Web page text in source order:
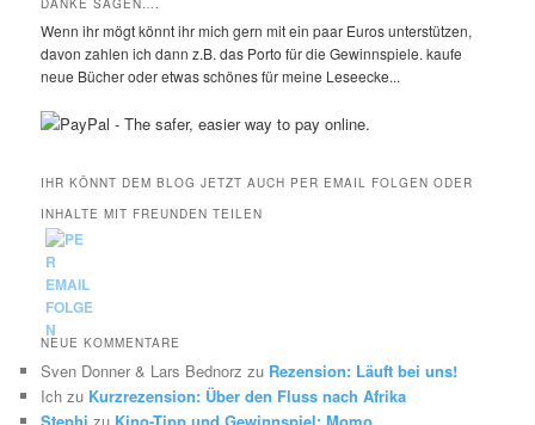
DANKE SAGEN….
Wenn ihr mögt könnt ihr mich gern mit ein paar Euros unterstützen,
davon zahlen ich dann z.B. das Porto für die Gewinnspiele. kaufe
neue Bücher oder etwas schönes für meine Leseecke...
IHR KÖNNT DEM BLOG JETZT AUCH PER EMAIL FOLGEN ODER
INHALTE MIT FREUNDEN TEILEN
NEUE KOMMENTARE
Sven Donner & Lars Bednorz zu Rezension: Läuft bei uns!
Ich zu Kurzrezension: Über den Fluss nach Afrika